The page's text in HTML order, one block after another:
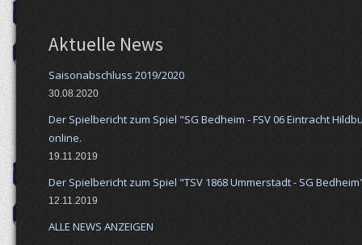
Aktuelle News
Saisonabschluss 2019/2020
30.08.2020
Der Spielbericht zum Spiel "SG Bedheim - FSV 06 Eintracht
online.
19.11.2019
Der Spielbericht zum Spiel "TSV 1868 Ummerstadt - SG
12.11.2019
ALLE NEWS ANZEIGEN